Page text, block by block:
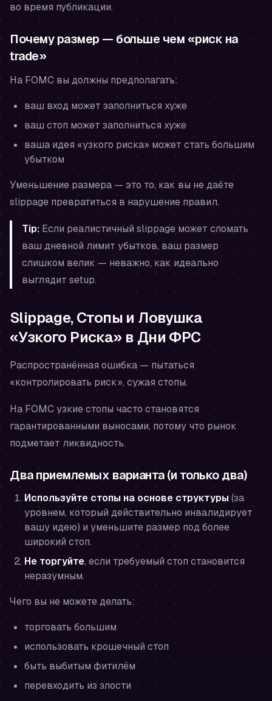
во время публикации.
Почему размер — больше чем «риск на
trade»
На FOMC вы должны предполагать:
ваш вход может заполниться хуже
ваш стоп может заполниться хуже
ваша идея «узкого риска» может стать большим
убытком
Уменьшение размера — это то, как вы не даёте
slippage превратиться в нарушение правил.
Tip: Если реалистичный slippage может сломать
ваш дневной лимит убытков, ваш размер
слишком велик — неважно, как идеально
выглядит setup.
Slippage, Стопы и Ловушка
«Узкого Риска» в Дни ФРС
Распространённая ошибка — пытаться
«контролировать риск», сужая стопы.
На FOMC узкие стопы часто становятся
гарантированными выносами, потому что рынок
подметает ликвидность.
Два приемлемых варианта (и только два)
Используйте стопы на основе структуры(за
уровнем, который действительно инвалидирует
вашу идею) и уменьшите размер под более
широкий стоп.
Не торгуйте, если требуемый стоп становится
неразумным.
Чего вы не можете делать:
торговать большим
использовать крошечный стоп
быть выбитым фитилём
перевходить из злости